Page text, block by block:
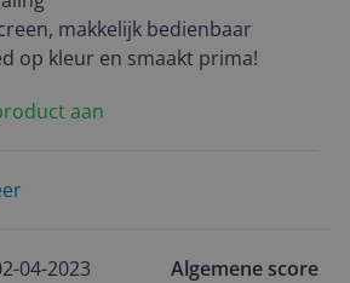
. Het apparaat ziet er mooi en
handig met handvat!
makkelijk bedienbaar
op kleur en smaakt prima!
aan
04-2023
Algemene score